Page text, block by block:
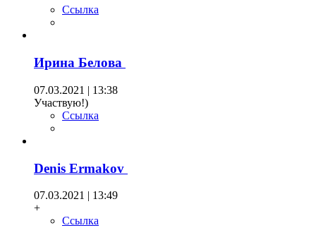
Ссылка
Ирина Белова
07.03.2021 | 13:38
Участвую!)
Ссылка
Denis Ermakov
07.03.2021 | 13:49
+
Ссылка